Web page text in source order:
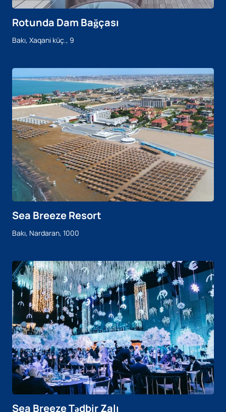
Rotunda Dam Bağçası
Bakı, Xaqani küç., 9
Sea Breeze Resort
Bakı, Nardaran, 1000
Sea Breeze Tədbir Zalı